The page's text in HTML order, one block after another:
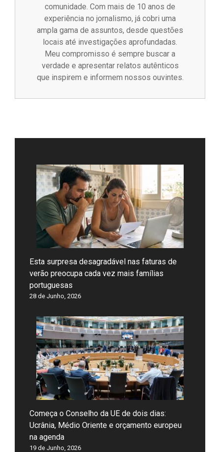
comunidade. Com mais de 10 anos de
experiência no jornalismo, já cobri uma
ampla gama de assuntos, desde questões
locais até investigações aprofundadas.
Meu compromisso é sempre buscar a
verdade e apresentar relatos autênticos
que inspirem e informem nossos ouvintes.
Esta surpresa desagradável nas faturas de
verão preocupa cada vez mais famílias
portuguesas
28 de Junho, 2026
Começa o Conselho da UE de dois dias:
Ucrânia, Médio Oriente e orçamento europeu
na agenda
19 de Junho, 2026